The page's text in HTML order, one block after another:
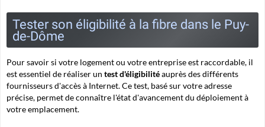
Tester son éligibilité à la fibre dans le Puy-
de-Dôme
Pour savoir si votre logement ou votre entreprise est raccordable, il
est essentiel de réaliser un test d'éligibilitéauprès des différents
fournisseurs d'accès à Internet. Ce test, basé sur votre adresse
précise, permet de connaître l'état d'avancement du déploiement à
votre emplacement.